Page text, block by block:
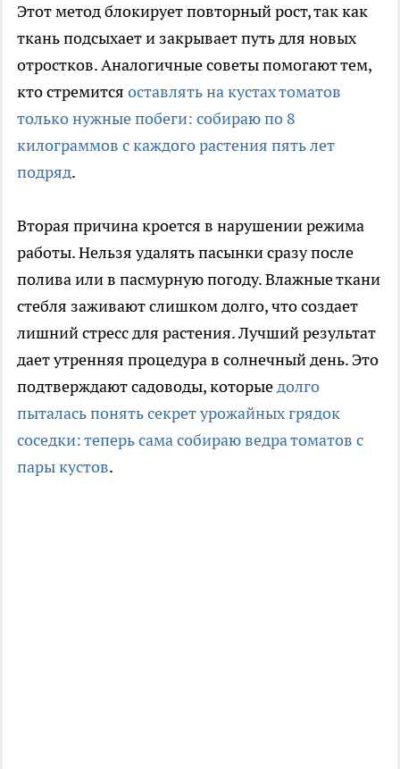
Этот метод блокирует повторный рост, так как
ткань подсыхает и закрывает путь для новых
отростков. Аналогичные советы помогают тем,
кто стремится оставлять на кустах томатов
только нужные побеги: собираю по 8
килограммов с каждого растения пять лет
подряд.
Вторая причина кроется в нарушении режима
работы. Нельзя удалять пасынки сразу после
полива или в пасмурную погоду. Влажные ткани
стебля заживают слишком долго, что создает
лишний стресс для растения. Лучший результат
дает утренняя процедура в солнечный день. Это
подтверждают садоводы, которыедолго
пыталась понять секрет урожайных грядок
соседки: теперь сама собираю ведра томатов с
пары кустов.